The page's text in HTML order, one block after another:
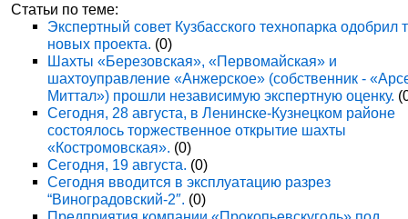
Статьи по теме:
Экспертный совет Кузбасского технопарка одобрил
новых проекта. (0)
Шахты «Березовская», «Первомайская» и
шахтоуправление «Анжерское» (собственник -
Миттал») прошли независимую экспертную оценку.
Сегодня, 28 августа, в Ленинске-Кузнецком районе
состоялось торжественное открытие шахты
«Костромовская». (0)
Сегодня, 19 августа. (0)
Сегодня вводится в эксплуатацию разрез
“Виноградовский-2″. (0)